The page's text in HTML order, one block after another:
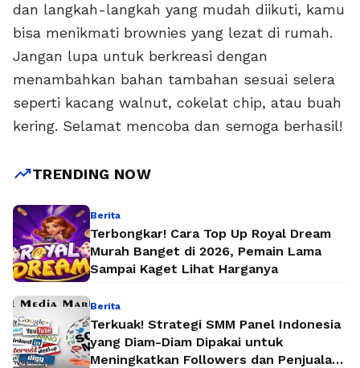
dan langkah-langkah yang mudah diikuti, kamu
bisa menikmati brownies yang lezat di rumah.
Jangan lupa untuk berkreasi dengan
menambahkan bahan tambahan sesuai selera
seperti kacang walnut, cokelat chip, atau buah
kering. Selamat mencoba dan semoga berhasil!
trending_upTRENDING NOW
Berita
Terbongkar! Cara Top Up Royal Dream
Murah Banget di 2026, Pemain Lama
Sampai Kaget Lihat Harganya
Berita
Terkuak! Strategi SMM Panel Indonesia
yang Diam-Diam Dipakai untuk
Meningkatkan Followers dan Penjualan